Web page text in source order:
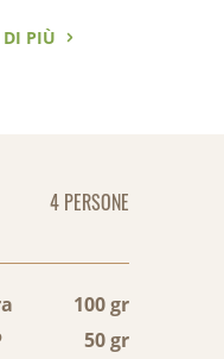
DI PIÙ
4 PERSONE
100 gr
50 gr